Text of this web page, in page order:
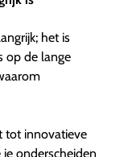
het is
op de lange
tot innovatieve
onderscheiden